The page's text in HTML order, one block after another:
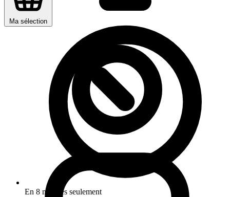
Ma sélection
En 8 minutes seulement